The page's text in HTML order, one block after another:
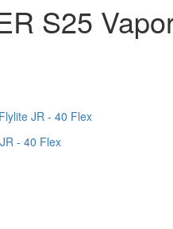
S25
JR - 40 Flex